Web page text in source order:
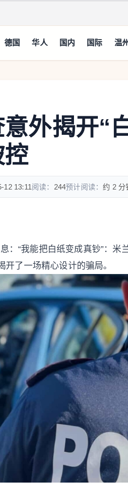
德国 华人 国内 国际 温
外揭开“
12 13:11阅读： 244预计阅读：约 2 分
：“我能把白纸变成真钞”：米
了一场精心设计的骗局。